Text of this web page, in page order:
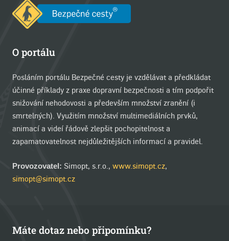
O portálu
Posláním portálu Bezpečné cesty je vzdělávat a předkládat
účinné příklady z praxe dopravní bezpečnosti a tím podpořit
snižování nehodovosti a především množství zranění (i
smrtelných). Využitím množství multimediálních prvků,
animací a videí řádově zlepšit pochopitelnost a
zapamatovatelnost nejdůležitějších informací a pravidel.
Provozovatel: Simopt, s.r.o., www.simopt.cz,
simopt@simopt.cz
Máte dotaz nebo připomínku?